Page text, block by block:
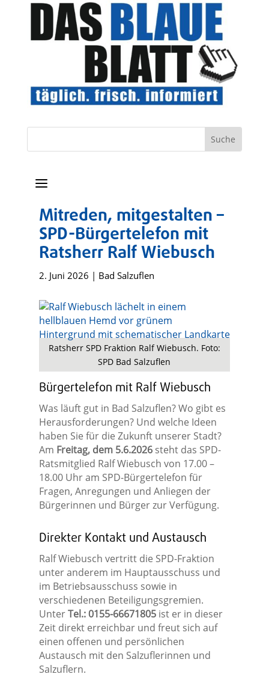
a
Mitreden, mitgestalten –
SPD-Bürgertelefon mit
Ratsherr Ralf Wiebusch
2. Juni 2026 | Bad Salzuflen
Ratsherr SPD Fraktion Ralf Wiebusch. Foto:
SPD Bad Salzuflen
Bürgertelefon mit Ralf Wiebusch
Was läuft gut in Bad Salzuflen? Wo gibt es
Herausforderungen? Und welche Ideen
haben Sie für die Zukunft unserer Stadt?
Am Freitag, dem 5.6.2026steht das SPD-
Ratsmitglied Ralf Wiebusch von 17.00 –
18.00 Uhr am SPD-Bürgertelefon für
Fragen, Anregungen und Anliegen der
Bürgerinnen und Bürger zur Verfügung.
Direkter Kontakt und Austausch
Ralf Wiebusch vertritt die SPD-Fraktion
unter anderem im Hauptausschuss und
im Betriebsausschuss sowie in
verschiedenen Beteiligungsgremien.
UnterTel.: 0155-66671805ist er in dieser
Zeit direkt erreichbar und freut sich auf
einen offenen und persönlichen
Austausch mit den Salzuflerinnen und
Salzuflern.